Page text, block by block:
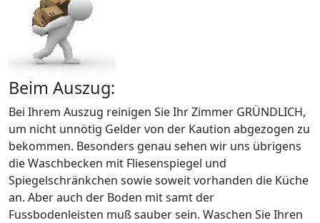
Beim Auszug:
Bei Ihrem Auszug reinigen Sie Ihr Zimmer GRÜNDLICH,
um nicht unnötig Gelder von der Kaution abgezogen zu
bekommen. Besonders genau sehen wir uns übrigens
die Waschbecken mit Fliesenspiegel und
Spiegelschränkchen sowie soweit vorhanden die Küche
an. Aber auch der Boden mit samt der
Fussbodenleisten muß sauber sein. Waschen Sie Ihren